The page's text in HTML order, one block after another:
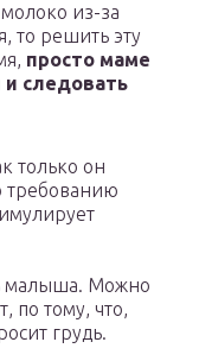
из-за
то решить эту
просто маме
и следовать
только он
требованию
малыша. Можно
по тому, что,
грудь.